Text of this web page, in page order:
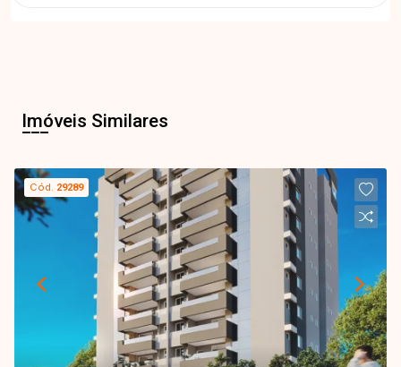
Imóveis Similares
Cód. 29289